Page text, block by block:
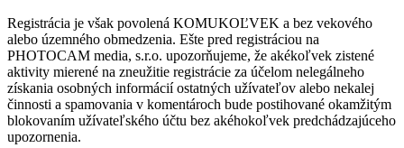
Registrácia je však povolená KOMUKOĽVEK a bez vekového
alebo územného obmedzenia. Ešte pred registráciou na
PHOTOCAM media, s.r.o. upozorňujeme, že akékoľvek zistené
aktivity mierené na zneužitie registrácie za účelom nelegálneho
získania osobných informácií ostatných užívateľov alebo nekalej
činnosti a spamovania v komentároch bude postihované okamžitým
blokovaním užívateľského účtu bez akéhokoľvek predchádzajúceho
upozornenia.